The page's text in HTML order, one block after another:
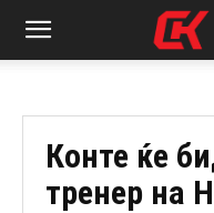
Конте ќе
тренер на